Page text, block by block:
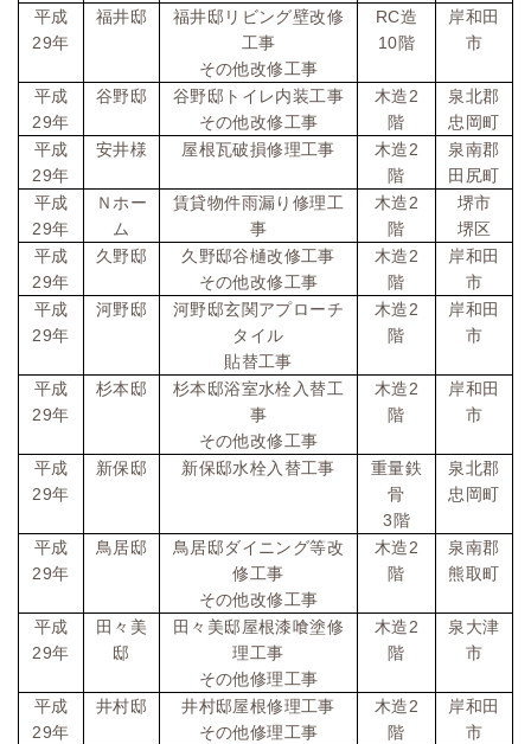
平成
29年
福井邸
福井邸リビング壁改修
工事
その他改修工事
RC造
10 階
岸和田
市
平成
29年
谷野邸
谷野邸トイレ内装工事
その他改修工事
木造2
階
泉北郡
忠岡町
平成
29年
安井様 屋根瓦破損修理工事 木造2
階
泉南郡
田尻町
平成
29年
Ｎホー
ム
賃貸物件雨漏り修理工
事
木造2
階
堺市
堺区
平成
29年
久野邸
久野邸谷樋改修工事
その他改修工事
木造2
階
岸和田
市
平成
29年
河野邸
河野邸玄関アプローチ
タイル
貼替工事
木造2
階
岸和田
市
平成
29年
杉本邸
杉本邸浴室水栓入替工
事
その他改修工事
木造2
階
岸和田
市
平成
29年
新保邸 新保邸水栓入替工事
重量鉄
骨
3 階
泉北郡
忠岡町
平成
29年
鳥居邸
鳥居邸ダイニング等改
修工事
その他改修工事
木造2
階
泉南郡
熊取町
平成
29年
田々美
邸
田々美邸屋根漆喰塗修
理工事
その他修理工事
木造2
階
泉大津
市
平成
29年
井村邸
井村邸屋根修理工事
その他修理工事
木造2
階
岸和田
市